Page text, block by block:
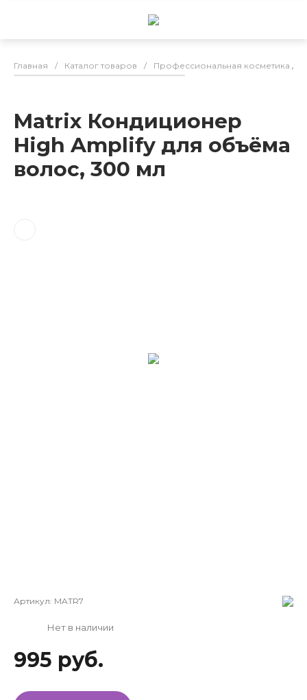
Главная / Каталог товаров / Профессиональная косметика
Matrix Кондиционер
High Amplify для объёма
волос, 300 мл
Артикул: MATR7
Нет в наличии
995 руб.